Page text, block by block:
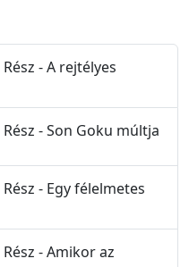
- A rejtélyes
- Son Goku múltja
- Egy félelmetes
- Amikor az